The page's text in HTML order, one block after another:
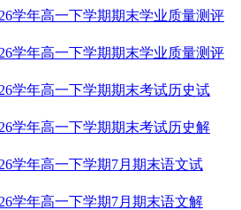
学年高一下学期期末学业质量测评
学年高一下学期期末学业质量测评
学年高一下学期期末考试历史试
学年高一下学期期末考试历史解
学年高一下学期7月期末语文试
学年高一下学期7月期末语文解